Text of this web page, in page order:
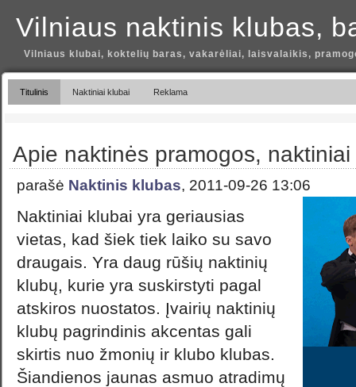
Vilniaus naktinis klubas,
Vilniaus klubai, koktelių baras, vakarėliai, laisvalaikis,
Titulinis Naktiniai klubai Reklama
Apie naktinės pramogos,
parašė Naktinis klubas, 2011-09-26 13:06
Naktiniai klubai yra geriausias
vietas, kad šiek tiek laiko su savo
draugais. Yra daug rūšių naktinių
klubų, kurie yra suskirstyti pagal
atskiros nuostatos. Įvairių naktinių
klubų pagrindinis akcentas gali
skirtis nuo žmonių ir klubo klubas.
Šiandienos jaunas asmuo atradimų